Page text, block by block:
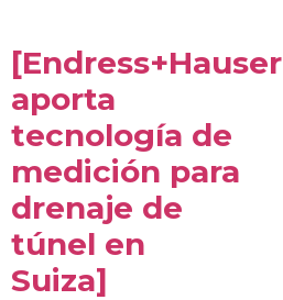
[Endress+Hauser
aporta
tecnología de
medición para
drenaje de
túnel en
Suiza]